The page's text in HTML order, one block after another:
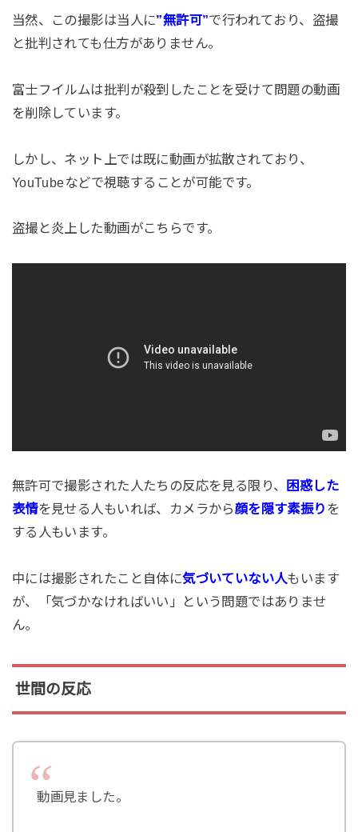
当然、この撮影は当人に”無許可”で行われており、盗撮
と批判されても仕方がありません。
富士フイルムは批判が殺到したことを受けて問題の動画
を削除しています。
しかし、ネット上では既に動画が拡散されており、
YouTubeなどで視聴することが可能です。
盗撮と炎上した動画がこちらです。
無許可で撮影された人たちの反応を見る限り、
困惑した
表情を見せる人もいれば、カメラから顔を隠す素振り を
する人もいます。
中には撮影されたこと自体に気づいていない人もいます
が、「気づかなければいい」という問題ではありませ
ん。
世間の反応
動画見ました。